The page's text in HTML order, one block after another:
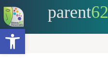
Ouvrir la barre d’outils
parent62